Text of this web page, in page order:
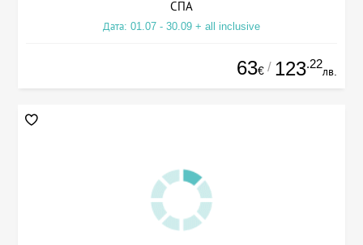
СПА
Дата: 01.07 - 30.09 + all inclusive
63€ / 123.22
лв.